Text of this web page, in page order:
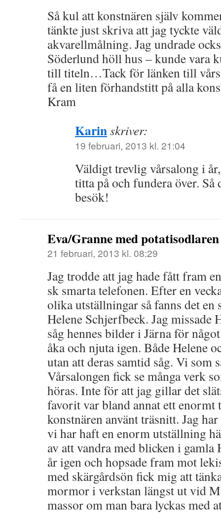
Så kul att konstnären själv
tänkte just skriva att jag tyckte
akvarellmålning. Jag undrade
Söderlund höll hus – kunde vara
till titeln…Tack för länken till
få en liten förhandstitt på alla
Kram
Karinskriver:
19 februari, 2013 kl. 21:04
Väldigt trevlig vårsalong i
titta på och fundera över.
besök!
Eva/Granne med potatisodlaren
21 februari, 2013 kl. 08:29
Jag trodde att jag hade fått fram
sk smarta telefonen. Efter en
olika utställningar så fanns det en
Helene Schjerfbeck. Jag
såg hennes bilder i Järna för
åka och njuta igen. Både Helene
utan att deras samtid såg. Vi som
Vårsalongen fick se många verk
höras. Inte för att jag gillar det
favorit var bland annat ett
konstnären använt träsnitt. Jag
vi har haft en enorm utställning
av att vandra med blicken i gamla
år igen och hopsade fram mot
med skärgårdsön fick mig att
mormor i verkstan längst ut vid
massor om man bara lyckas med